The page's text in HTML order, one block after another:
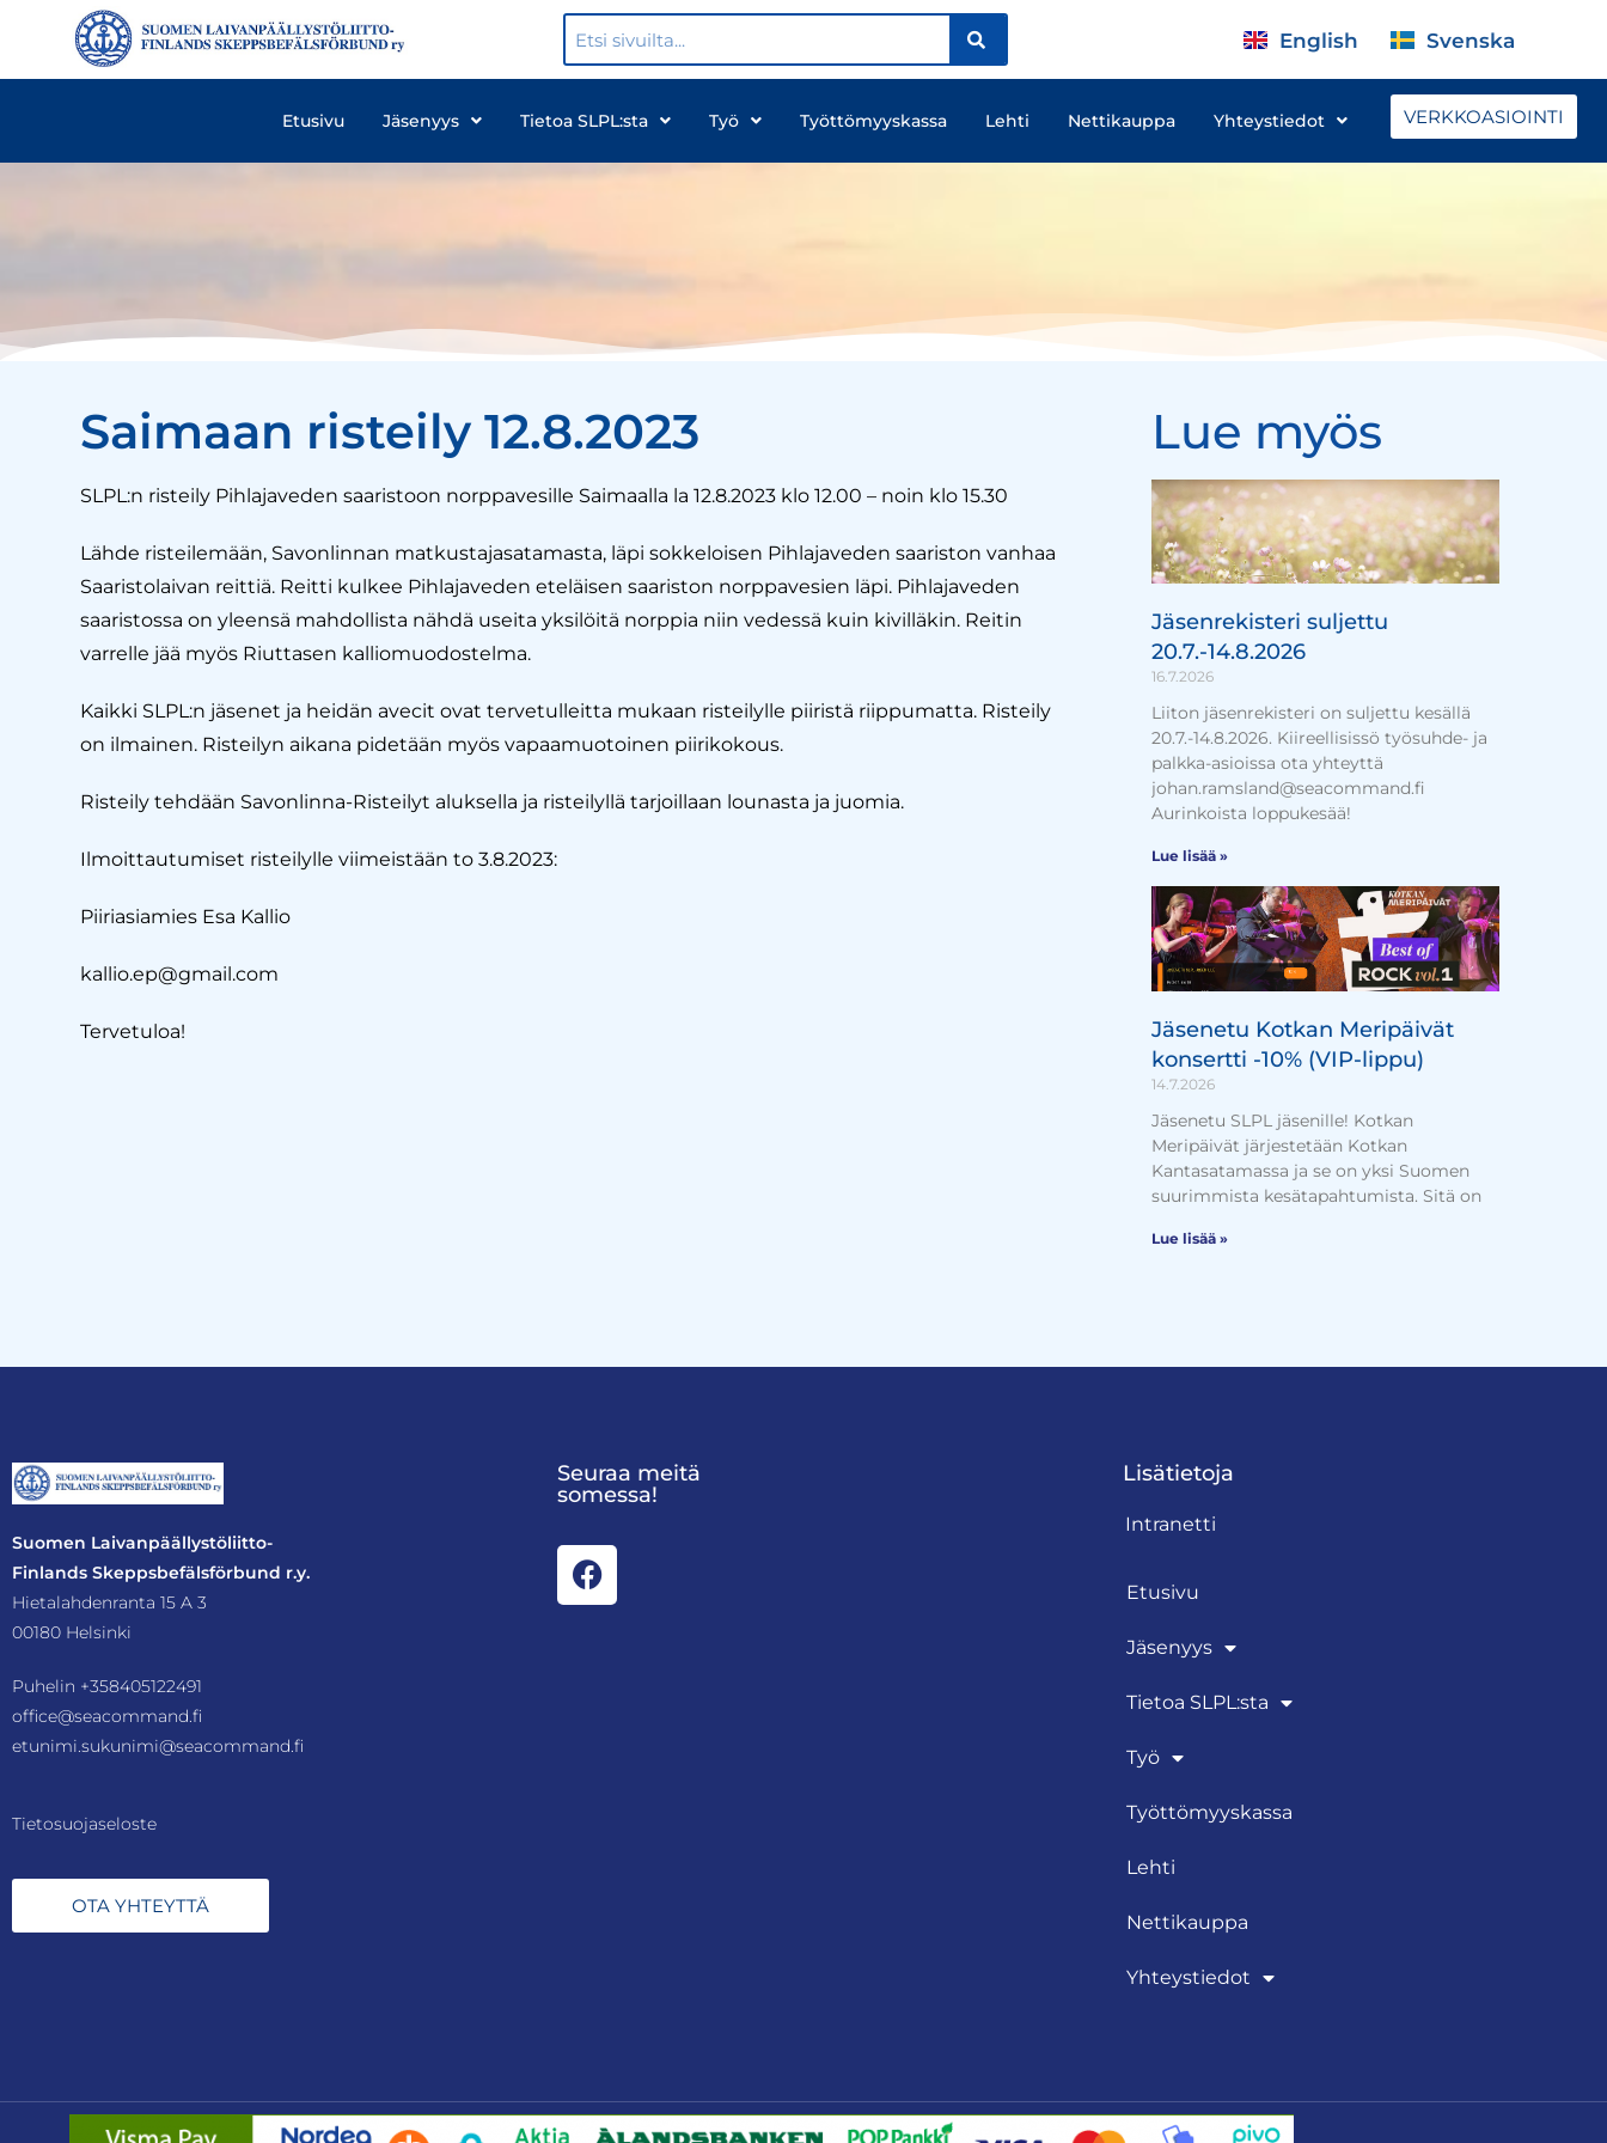
English Svenska
Etusivu Jäsenyys Tietoa SLPL:sta Työ Työttömyyskassa Lehti Nettikauppa Yhteystiedot VERKKOASIOINTI
Saimaan risteily 12.8.2023
SLPL:n risteily Pihlajaveden saaristoon norppavesille Saimaalla la 12.8.2023 klo 12.00 – noin klo 15.30
Lähde risteilemään, Savonlinnan matkustajasatamasta, läpi sokkeloisen Pihlajaveden saariston vanhaa
Saaristolaivan reittiä. Reitti kulkee Pihlajaveden eteläisen saariston norppavesien läpi. Pihlajaveden
saaristossa on yleensä mahdollista nähdä useita yksilöitä norppia niin vedessä kuin kivilläkin. Reitin
varrelle jää myös Riuttasen kalliomuodostelma.
Kaikki SLPL:n jäsenet ja heidän avecit ovat tervetulleitta mukaan risteilylle piiristä riippumatta. Risteily
on ilmainen. Risteilyn aikana pidetään myös vapaamuotoinen piirikokous.
Risteily tehdään Savonlinna-Risteilyt aluksella ja risteilyllä tarjoillaan lounasta ja juomia.
Ilmoittautumiset risteilylle viimeistään to 3.8.2023:
Piiriasiamies Esa Kallio
kallio.ep@gmail.com
Tervetuloa!
Lue myös
Jäsenrekisteri suljettu
20.7.-14.8.2026
16.7.2026
Liiton jäsenrekisteri on suljettu kesällä
20.7.-14.8.2026. Kiireellisissö työsuhde- ja
palkka-asioissa ota yhteyttä
johan.ramsland@seacommand.fi
Aurinkoista loppukesää!
Lue lisää »
Jäsenetu Kotkan Meripäivät
konsertti -10% (VIP-lippu)
14.7.2026
Jäsenetu SLPL jäsenille! Kotkan
Meripäivät järjestetään Kotkan
Kantasatamassa ja se on yksi Suomen
suurimmista kesätapahtumista. Sitä on
Lue lisää »
Suomen Laivanpäällystöliitto-
Finlands Skeppsbefälsförbund r.y.
Hietalahdenranta 15 A 3
00180 Helsinki
Puhelin +358405122491
office@seacommand.fi
etunimi.sukunimi@seacommand.fi
Tietosuojaseloste
OTA YHTEYTTÄ
Seuraa meitä
somessa!
Lisätietoja
Intranetti
Etusivu
Jäsenyys
Tietoa SLPL:sta
Työ
Työttömyyskassa
Lehti
Nettikauppa
Yhteystiedot